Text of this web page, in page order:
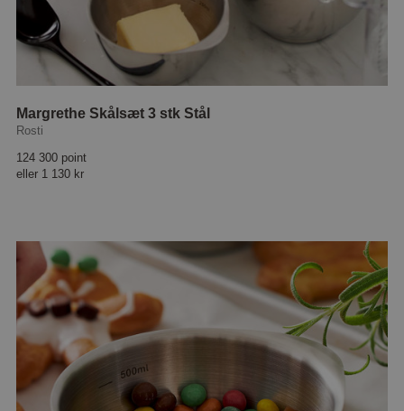
Margrethe Skålsæt 3 stk Stål
Rosti
124 300 point
eller 1 130 kr